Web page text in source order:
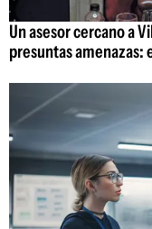
Un asesor cercano a
presuntas amenazas: